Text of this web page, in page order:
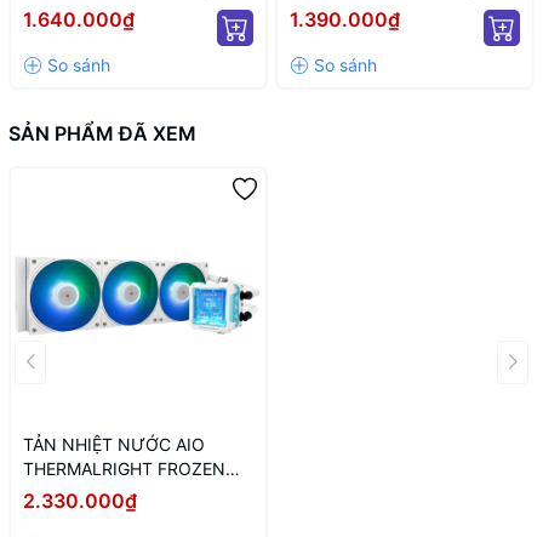
ĐEN/ QUẠT 120MM LED
1.640.000₫
ĐEN/ QUẠT 120MM LED
1.390.000₫
SẢN PHẨM ĐÃ XEM
TẢN NHIỆT NƯỚC AIO
THERMALRIGHT FROZEN
WARFRAME PRO 360 ARGB
(Màu Trắng/ Màn LCD)
2.330.000₫